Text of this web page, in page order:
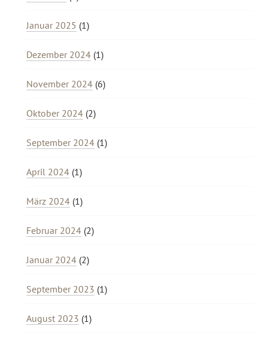
Januar 2025 (1)
Dezember 2024 (1)
November 2024 (6)
Oktober 2024 (2)
September 2024 (1)
April 2024 (1)
März 2024 (1)
Februar 2024 (2)
Januar 2024 (2)
September 2023 (1)
August 2023 (1)